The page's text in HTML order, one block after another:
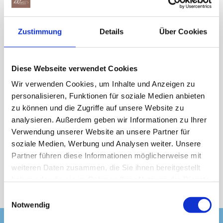
Zustimmung Details Über Cookies
Diese Webseite verwendet Cookies
Wir verwenden Cookies, um Inhalte und Anzeigen zu
personalisieren, Funktionen für soziale Medien anbieten
zu können und die Zugriffe auf unsere Website zu
analysieren. Außerdem geben wir Informationen zu Ihrer
Verwendung unserer Website an unsere Partner für
soziale Medien, Werbung und Analysen weiter. Unsere
Partner führen diese Informationen möglicherweise mit
weiteren Daten zusammen, die Sie ihnen bereitgestellt
Notwendig
Du bist Raiffeisen Member Plus Mitglied und
möchtest deinen Promocode herunterladen
und einlösen?
Hier findest du eine einfache Schritt-für-Schritt-
Anleitung, die dich dabei unterstützt.
Anleitung herunterladen